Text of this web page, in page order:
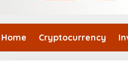
Home Cryptocurrency